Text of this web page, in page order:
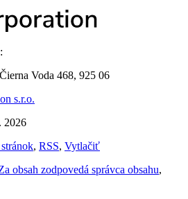
Voda 468, 925 06
s.r.o.
2026
, RSS, Vytlačiť
obsah zodpovedá správca obsahu,